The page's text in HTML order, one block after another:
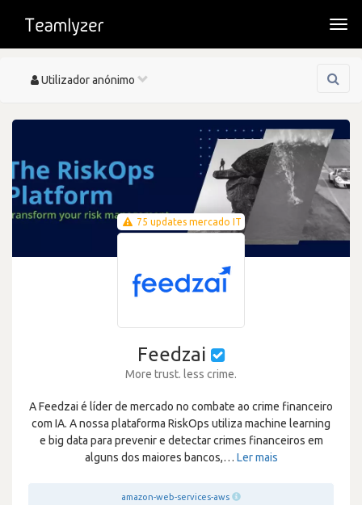
Toggle
Utilizador anónimo
75 updates mercado IT
Feedzai
More trust. less crime.
A Feedzai é líder de mercado no combate ao crime financeiro
com IA. A nossa plataforma RiskOps utiliza machine learning
e big data para prevenir e detectar crimes financeiros em
alguns dos maiores bancos,… Ler mais
amazon-web-services-aws